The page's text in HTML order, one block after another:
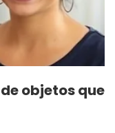
objetos que